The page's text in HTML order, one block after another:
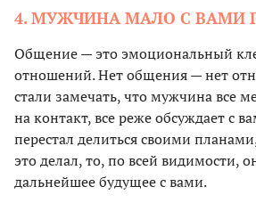
4. МУЖЧИНА МАЛО С ВАМИ
Общение — это эмоциональный
отношений. Нет общения — нет
стали замечать, что мужчина все
на контакт, все реже обсуждает с
перестал делиться своими
это делал, то, по всей видимости,
дальнейшее будущее с вами.